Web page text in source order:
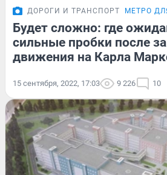
ДОРОГИ И ТРАНСПОРТ МЕТРО
Будет сложно: где
сильные пробки после
движения на Карла
15 сентября, 2022, 17:03 9 226 10